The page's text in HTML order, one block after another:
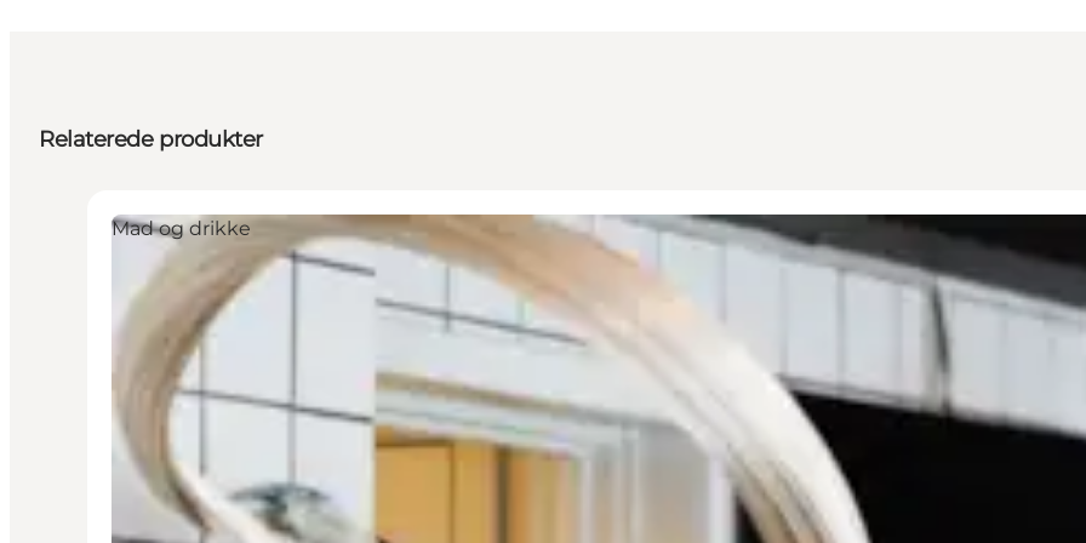
Relaterede produkter
Mad og drikke